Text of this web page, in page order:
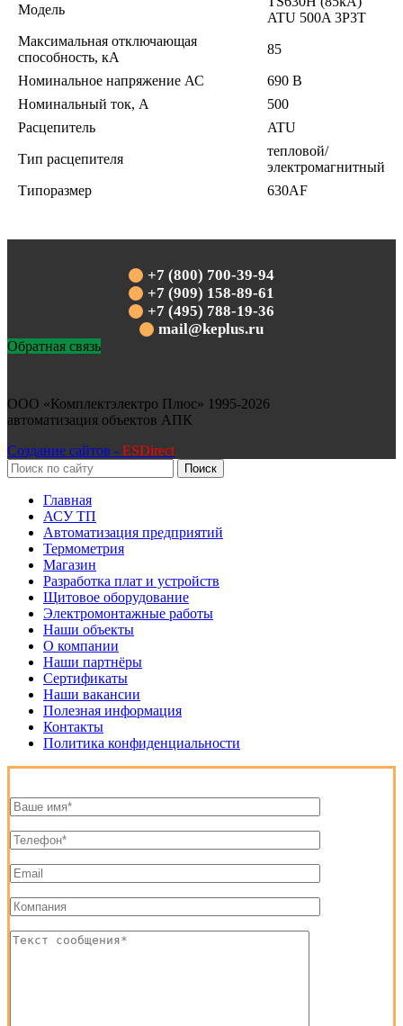
Модель
ATU 500A 3P3T
Максимальная отключающая
способность, кА
85
Номинальное напряжение АС
690 В
Номинальный ток, А
500
Расцепитель
ATU
Тип расцепителя
тепловой/
электромагнитный
Типоразмер
630AF
+7 (800) 700-39-94
+7 (909) 158-89-61
+7 (495) 788-19-36
mail@keplus.ru
Обратная связь
ООО «Комплектэлектро Плюс» 1995-2026
автоматизация объектов АПК
Создание сайтов - ESDirect
Поиск
Главная
АСУ ТП
Автоматизация предприятий
Термометрия
Магазин
Разработка плат и устройств
Щитовое оборудование
Электромонтажные работы
Наши объекты
О компании
Наши партнёры
Сертификаты
Наши вакансии
Полезная информация
Контакты
Политика конфиденциальности